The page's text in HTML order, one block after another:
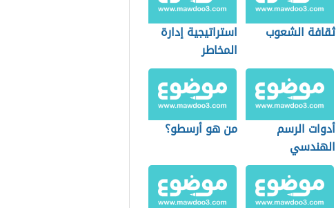
ثقافة الشعوب
استراتيجية إدارة
المخاطر
أدوات الرسم
الهندسي
من هو أرسطو؟